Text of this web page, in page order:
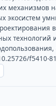
механизмов
экосистем
технологий
f5410-